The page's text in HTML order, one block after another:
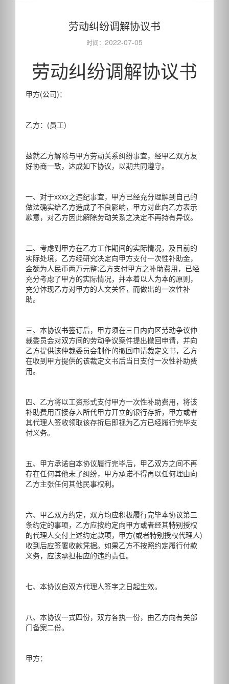
劳动纠纷调解协议书
时间： 2022-07-05
劳动纠纷调解协议书
甲方(公司)：
乙方：(员工)
兹就乙方解除与甲方劳动关系纠纷事宜，经甲乙双方友
好协商一致，达成如下协议，以期共同遵守。
一、对于xxxx之违纪事宜，甲方已经充分理解到自己的
做法确实给乙方造成了不良影响，甲方对此向乙方表示
歉意，对乙方因此解除劳动关系之决定不再持有异议。
二、考虑到甲方在乙方工作期间的实际情况，及目前的
实际处境，乙方经研究决定向甲方支付一次性补助金，
金额为人民币两万元整;乙方支付甲方之补助费用，已经
充分考虑了甲方的实际情况，并本着以人为本的原则，
充分体现乙方对甲方的人文关怀，而做出的一次性补
助。
三、本协议书签订后，甲方须在三日内向区劳动争议仲
裁委员会对双方间的劳动争议案件提出撤回申请，并向
乙方提供该仲裁委员会制作的撤回申请裁定文书，乙方
在收到甲方提供的该裁定文书后当日支付一次性补助费
用。
四、乙方将以工资形式支付甲方一次性补助费用，将该
补助费用直接存入所代甲方开立的银行存折，甲方或者
其代理人签收领取该存折后即视为乙方已经履行完毕支
付义务。
五、甲方承诺自本协议履行完毕后，甲乙双方之间不再
存在任何其他未了纠纷，甲方承诺不得再以任何理由向
乙方主张任何其他民事权利。
六、甲乙双方约定，双方均应积极履行完毕本协议第三
条约定的事项，乙方应按约定向甲方或者经其特别授权
的代理人交付上述约定款项，甲方(或者特别授权代理人)
收到后应签署收款凭据。如果乙方不按照约定履行付款
义务，应该承担相应的违约责任。
七、本协议自双方代理人签字之日起生效。
八、本协议一式四份，双方各执一份，由乙方向有关部
门备案二份。
甲方：